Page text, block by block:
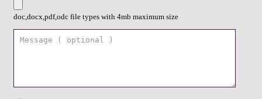
doc,docx,pdf,odc file types with 4mb maximum size